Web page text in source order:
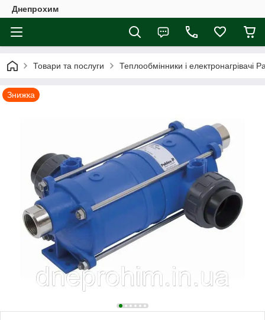
Днепрохим
Товари та послуги Теплообмінники і електронагрівачі
Знижка